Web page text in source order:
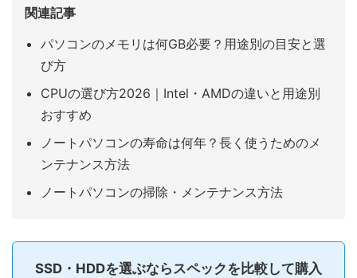
関連記事
パソコンのメモリは何GB必要？用途別の目安と選
び方
CPUの選び方2026｜Intel・AMDの違いと用途別
おすすめ
ノートパソコンの寿命は何年？長く使うためのメ
ンテナンス方法
ノートパソコンの掃除・メンテナンス方法
SSD・HDDを選ぶならスペックを比較して購入